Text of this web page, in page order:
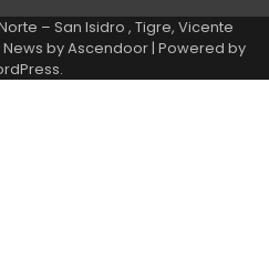
– San Isidro , Tigre, Vicente
News byAscendoor| Powered by
.